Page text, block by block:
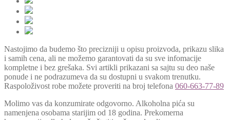
Nastojimo da budemo što precizniji u opisu proizvoda, prikazu slika
i samih cena, ali ne možemo garantovati da su sve infomacije
kompletne i bez grešaka. Svi artikli prikazani sa sajtu su deo naše
ponude i ne podrazumeva da su dostupni u svakom trenutku.
Raspoloživost robe možete proveriti na broj telefona 060-663-77-89
Molimo vas da konzumirate odgovorno. Alkoholna pića su
namenjena osobama starijim od 18 godina. Prekomerna